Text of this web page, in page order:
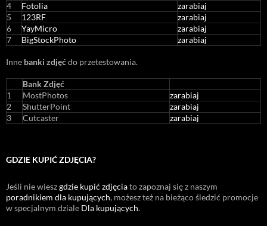
4
Fotolia
zarabiaj
5
123RF
zarabiaj
6
YayMicro
zarabiaj
7
BigStockPhoto zarabiaj
Inne banki zdjęćdo przetestowania.
Bank Zdjęć
1
MostPhotos
zarabiaj
2
ShutterPoint
zarabiaj
3
Cutcaster zarabiaj
GDZIE KUPIĆ ZDJĘCIA?
Jeśli nie wieszgdzie kupić zdjęciato zapoznaj się z naszym
poradnikiem dla kupujących, możesz też na bieżąco śledzić promocje
w specjalnym dziale Dla kupujących.